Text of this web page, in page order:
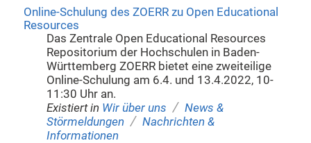
Online-Schulung des ZOERR zu Open Educational
Resources
Das Zentrale Open Educational Resources
Repositorium der Hochschulen in Baden-
Württemberg ZOERR bietet eine zweiteilige
Online-Schulung am 6.4. und 13.4.2022, 10-
11:30 Uhr an.
Existiert in Wir über uns / News &
Störmeldungen / Nachrichten &
Informationen